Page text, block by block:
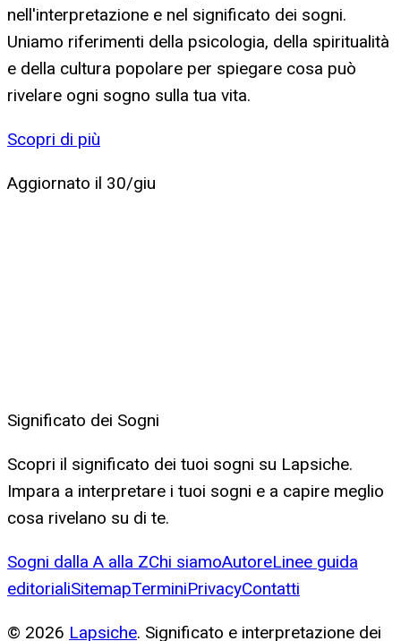
nell'interpretazione e nel significato dei sogni.
Uniamo riferimenti della psicologia, della spiritualità
e della cultura popolare per spiegare cosa può
rivelare ogni sogno sulla tua vita.
Scopri di più
Aggiornato il 30/giu
Significato dei Sogni
Scopri il significato dei tuoi sogni su Lapsiche.
Impara a interpretare i tuoi sogni e a capire meglio
cosa rivelano su di te.
Sogni dalla A alla ZChi siamoAutoreLinee guida
editorialiSitemapTerminiPrivacyContatti
© 2026 Lapsiche. Significato e interpretazione dei